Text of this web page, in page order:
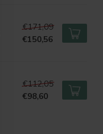
€171,09
€150,56
€112,05
€98,60